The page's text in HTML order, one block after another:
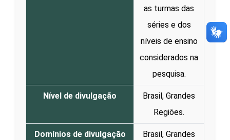
as turmas das
séries e dos
níveis de ensino
considerados na
pesquisa.
Nível de divulgação
Brasil, Grandes
Regiões.
Domínios de divulgação
Brasil, Grandes